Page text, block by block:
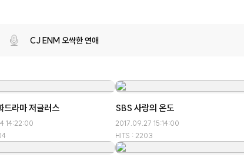
CJ ENM 오싹한 연애
드라마 저글러스
14:22:00
SBS 사랑의 온도
2017.09.27 15:14:00
HITS : 2203